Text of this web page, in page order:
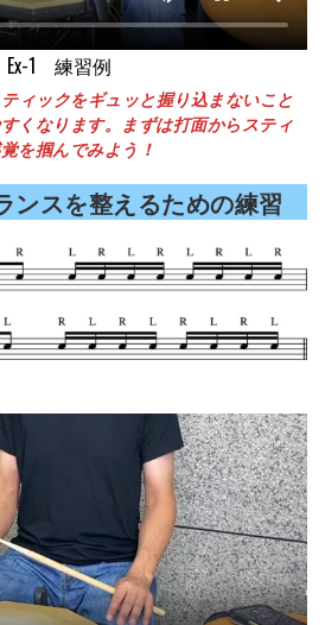
Ex-1 練習例
ィックをギュッと握り込まないこと
くなります。まずは打面からスティ
を掴んでみよう！
ンスを整えるための練習